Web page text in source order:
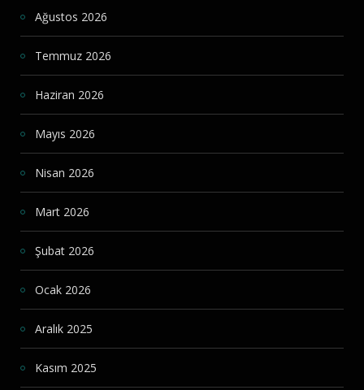
Ağustos 2026
Temmuz 2026
Haziran 2026
Mayıs 2026
Nisan 2026
Mart 2026
Şubat 2026
Ocak 2026
Aralık 2025
Kasım 2025